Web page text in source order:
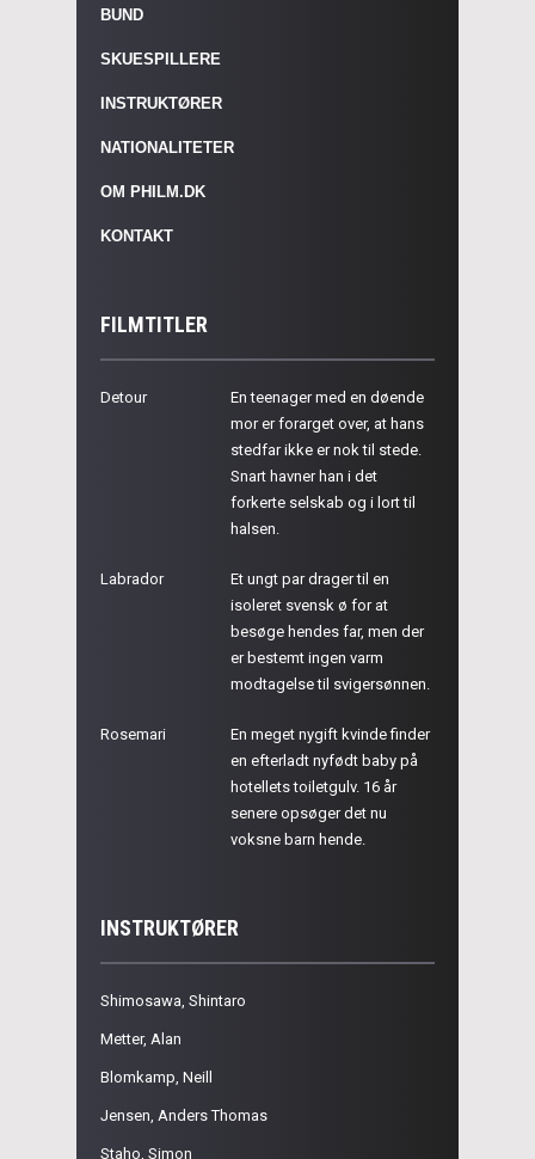
BUND
SKUESPILLERE
INSTRUKTØRER
NATIONALITETER
OM PHILM.DK
KONTAKT
FILMTITLER
Detour
En teenager med en døende
mor er forarget over, at hans
stedfar ikke er nok til stede.
Snart havner han i det
forkerte selskab og i lort til
halsen.
Labrador
Et ungt par drager til en
isoleret svensk ø for at
besøge hendes far, men der
er bestemt ingen varm
modtagelse til svigersønnen.
Rosemari
En meget nygift kvinde finder
en efterladt nyfødt baby på
hotellets toiletgulv. 16 år
senere opsøger det nu
voksne barn hende.
INSTRUKTØRER
Shimosawa, Shintaro
Metter, Alan
Blomkamp, Neill
Jensen, Anders Thomas
Staho, Simon